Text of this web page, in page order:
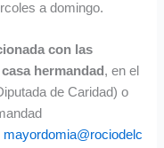
a domingo.
con las
hermandad , en el
de Caridad) o
mayordomia@rociodelc